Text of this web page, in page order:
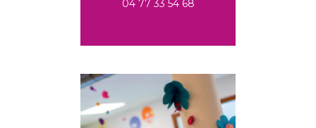
04 77 33 54 68